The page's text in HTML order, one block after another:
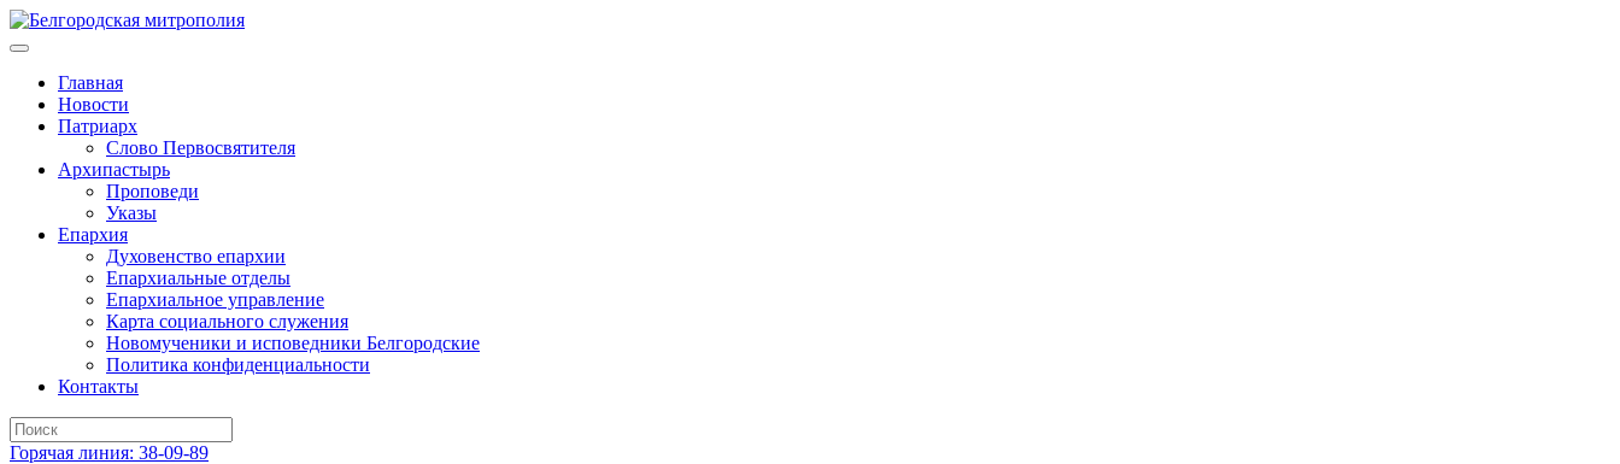
Главная
Новости
Патриарх
Слово Первосвятителя
Архипастырь
Проповеди
Указы
Епархия
Духовенство епархии
Епархиальные отделы
Епархиальное управление
Карта социального служения
Новомученики и исповедники Белгородские
Политика конфиденциальности
Контакты
Горячая линия: 38-09-89